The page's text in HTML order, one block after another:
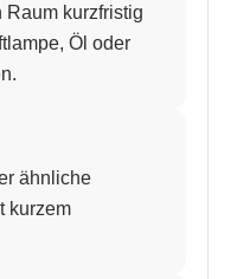
Raum kurzfristig
Öl oder
ähnliche
kurzem